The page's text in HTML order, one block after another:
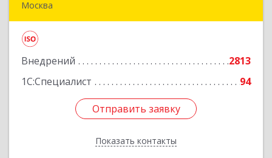
Москва
Внедрений
2813
1С:Специалист
94
Отправить заявку
Показать контакты
Отправить заявку
Назад